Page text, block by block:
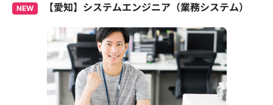
NEW 【愛知】システムエンジニア（業務システム）